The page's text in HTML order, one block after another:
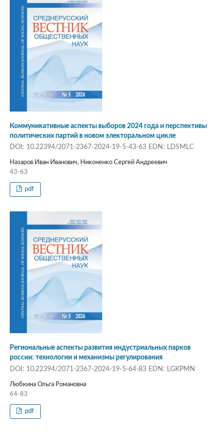
Коммуникативные аспекты выборов 2024 года и перспективы
политических партий в новом электоральном цикле
DOI: 10.22394/2071-2367-2024-19-5-43-63 EDN: LDSMLC
Назаров Иван Иванович, Никоненко Сергей Андреевич
43-63
pdf
Региональные аспекты развития индустриальных парков
россии: технологии и механизмы регулирования
DOI: 10.22394/2071-2367-2024-19-5-64-83 EDN: LGKPMN
Любкина Ольга Романовна
64-83
pdf